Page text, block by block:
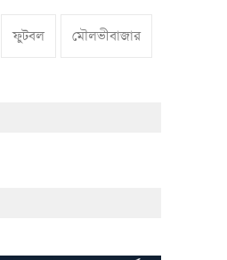
ফুটবল মৌলভীবাজার